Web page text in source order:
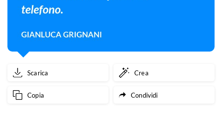
Scarica Crea
Copia Condividi